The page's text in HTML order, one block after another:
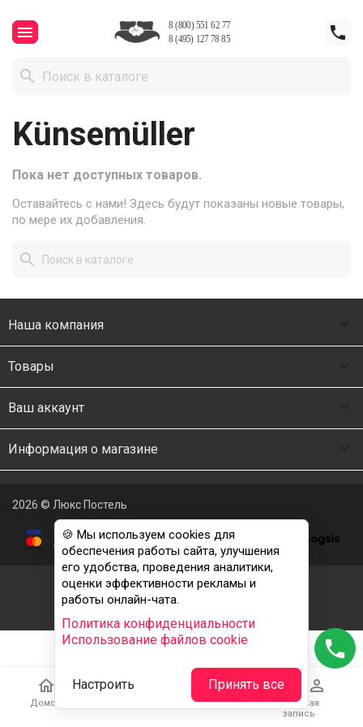
 

Künsemüller
Пока нет доступных товаров.
Оставайтесь с нами! Здесь будут показаны новые товары,
по мере их добавления.

Наша компания
Товары
Ваш аккаунт
Информация о магазине
2026 © Люкс Постель
🍪 Мы используем cookies для
обеспечения работы сайта, улучшения
его удобства, проведения аналитики,
оценки эффективности рекламы и
работы онлайн-чата.
Политика конфиденциальности
Использование файлов cookie
Настроить Принять все
phone

Домой

Корзина

Избранное

Учетная
запись